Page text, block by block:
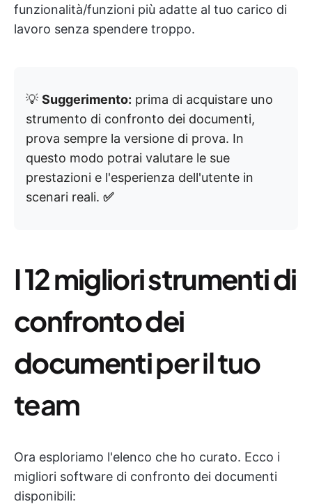
funzionalità/funzioni più adatte al tuo carico di
lavoro senza spendere troppo.
💡 Suggerimento: prima di acquistare uno
strumento di confronto dei documenti,
prova sempre la versione di prova. In
questo modo potrai valutare le sue
prestazioni e l'esperienza dell'utente in
scenari reali. ✅
I 12 migliori strumenti di
confronto dei
documentiper il tuo
team
Ora esploriamo l'elenco che ho curato. Ecco i
migliori software di confronto dei documenti
disponibili: